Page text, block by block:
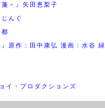
－』矢田恵梨子
んぐ
原作：田中康弘 漫画：水谷 緑
イ・プロダクションズ